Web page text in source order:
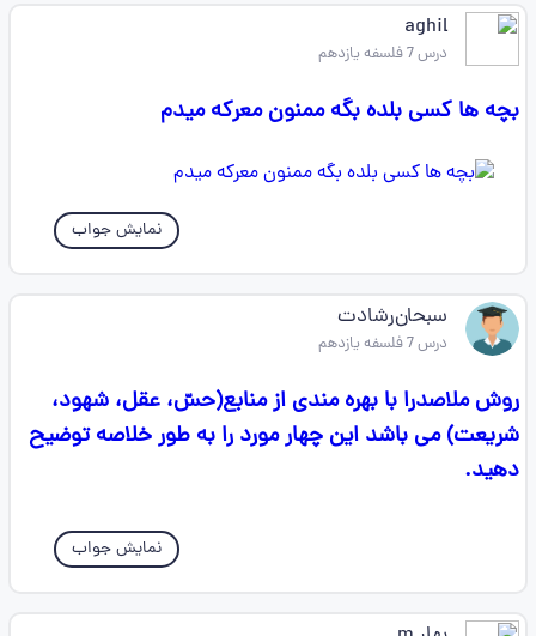
aghil
درس 7 فلسفه یازدهم
بچه ها کسی بلده بگه ممنون معرکه میدم
نمایش جواب
سبحان‌رشادت
درس 7 فلسفه یازدهم
روش ملاصدرا با بهره مندی از منابع(حسّ، عقل، شهود،
شریعت) می باشد این چهار مورد را به طور خلاصه توضیح
دهید.
نمایش جواب